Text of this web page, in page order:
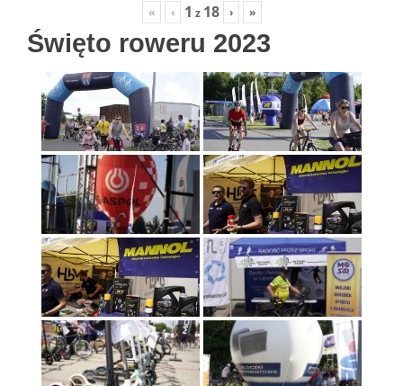
« ‹ 1 z 18 › »
Święto roweru 2023